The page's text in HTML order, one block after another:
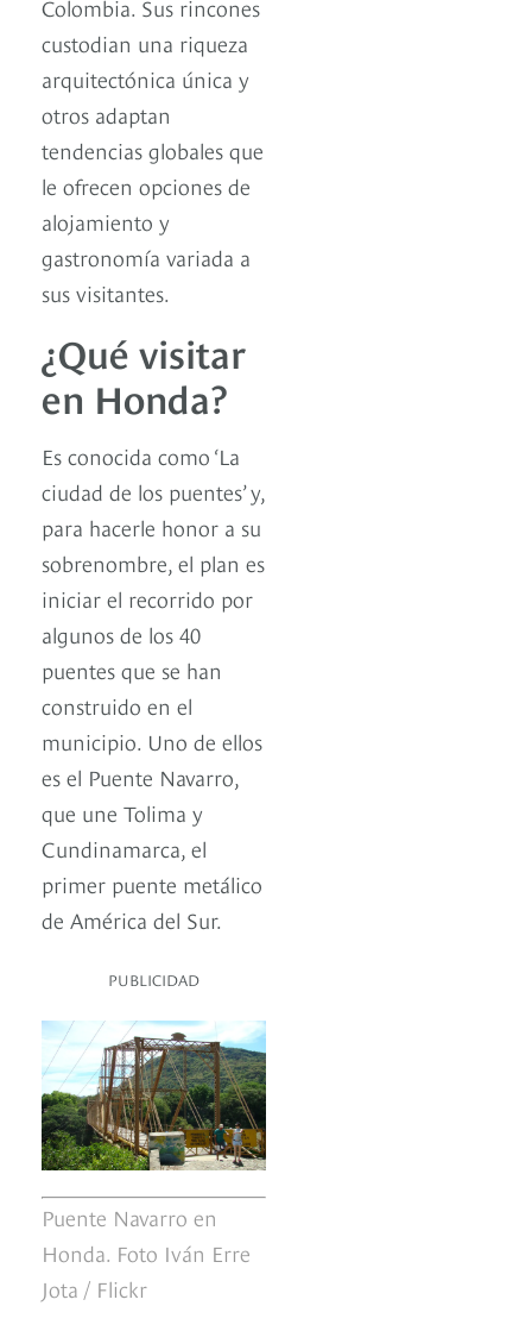
Colombia. Sus rincones
custodian una riqueza
arquitectónica única y
otros adaptan
tendencias globales que
le ofrecen opciones de
alojamiento y
gastronomía variada a
sus visitantes.
¿Qué visitar
en Honda?
Es conocida como ‘La
ciudad de los puentes’ y,
para hacerle honor a su
sobrenombre, el plan es
iniciar el recorrido por
algunos de los 40
puentes que se han
construido en el
municipio. Uno de ellos
es el Puente Navarro,
que une Tolima y
Cundinamarca, el
primer puente metálico
de América del Sur.
PUBLICIDAD
Puente Navarro en
Honda. Foto Iván Erre
Jota / Flickr